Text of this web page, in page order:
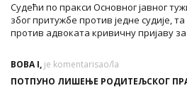
Судећи по пракси Основног јавног
због притужбе против једне судије,
против адвоката кривичну пријаву
BOBA I, je komentarisao/la
ПОТПУНО ЛИШЕЊЕ РОДИТЕЉСКОГ